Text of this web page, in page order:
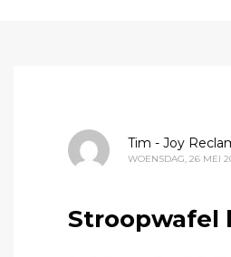
Tim - Joy
WOENSDAG, 26 MEI
Stroopwafel